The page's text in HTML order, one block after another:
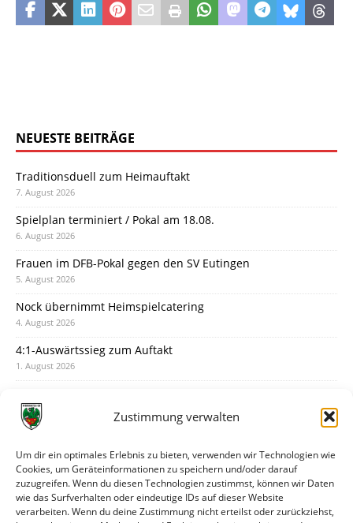
Zustimmung verwalten
Um dir ein optimales Erlebnis zu bieten, verwenden wir Technologien wie
Cookies, um Geräteinformationen zu speichern und/oder darauf
zuzugreifen. Wenn du diesen Technologien zustimmst, können wir Daten
wie das Surfverhalten oder eindeutige IDs auf dieser Website
verarbeiten. Wenn du deine Zustimmung nicht erteilst oder zurückziehst,
NEUESTE BEITRÄGE
Traditionsduell zum Heimauftakt
7. August 2026
Spielplan terminiert / Pokal am 18.08.
6. August 2026
Frauen im DFB-Pokal gegen den SV Eutingen
5. August 2026
Nock übernimmt Heimspielcatering
4. August 2026
4:1-Auswärtssieg zum Auftakt
1. August 2026
31. Juli 2026
30. Juli 2026
Deine Spielminute: 89+1
28. Juli 2026